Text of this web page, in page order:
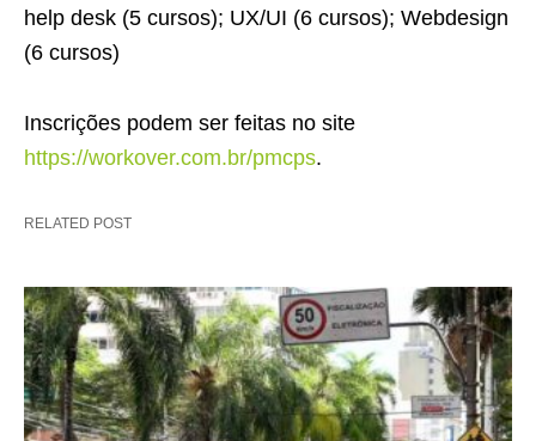
help desk (5 cursos); UX/UI (6 cursos); Webdesign
(6 cursos)
Inscrições podem ser feitas no site
https://workover.com.br/pmcps.
RELATED POST